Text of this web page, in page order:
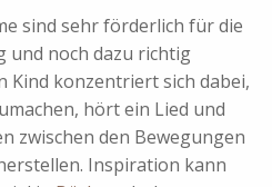
sind sehr förderlich für die
und noch dazu richtig
Kind konzentriert sich dabei,
hört ein Lied und
zwischen den Bewegungen
Inspiration kann